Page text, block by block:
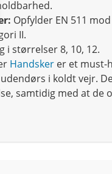
Opfylder EN 511
II.
i størrelser 8, 10, 12.
Handsker er et must-
i koldt vejr.
samtidig med at